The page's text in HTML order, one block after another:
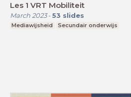
Les 1 VRT Mobiliteit
March 2023- 53 slides
Mediawijsheid Secundair onderwijs